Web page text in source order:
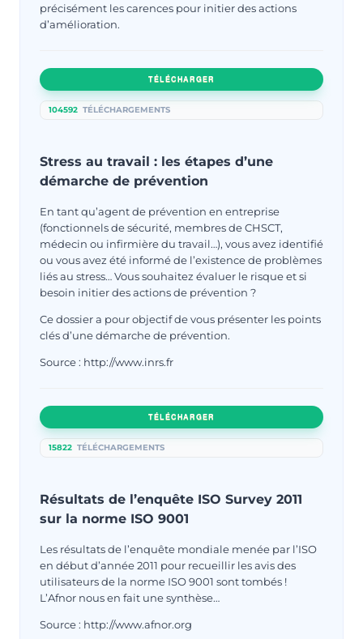
précisément les carences pour initier des actions
d’amélioration.
TÉLÉCHARGER
104592 TÉLÉCHARGEMENTS
Stress au travail : les étapes d’une
démarche de prévention
En tant qu’agent de prévention en entreprise
(fonctionnels de sécurité, membres de CHSCT,
médecin ou infirmière du travail…), vous avez identifié
ou vous avez été informé de l’existence de problèmes
liés au stress… Vous souhaitez évaluer le risque et si
besoin initier des actions de prévention ?
Ce dossier a pour objectif de vous présenter les points
clés d’une démarche de prévention.
Source : http://www.inrs.fr
TÉLÉCHARGER
15822 TÉLÉCHARGEMENTS
Résultats de l’enquête ISO Survey 2011
sur la norme ISO 9001
Les résultats de l’enquête mondiale menée par l’ISO
en début d’année 2011 pour recueillir les avis des
utilisateurs de la norme ISO 9001 sont tombés !
L’Afnor nous en fait une synthèse…
Source : http://www.afnor.org